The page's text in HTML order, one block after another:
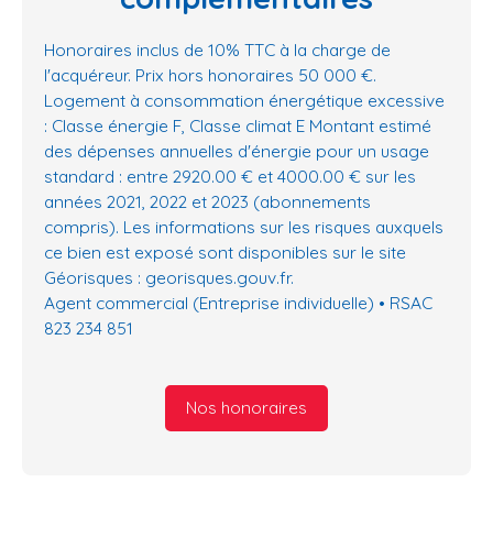
Honoraires inclus de 10% TTC à la charge de
l'acquéreur. Prix hors honoraires 50 000 €.
Logement à consommation énergétique excessive
: Classe énergie F, Classe climat E Montant estimé
des dépenses annuelles d'énergie pour un usage
standard : entre 2920.00 € et 4000.00 € sur les
années 2021, 2022 et 2023 (abonnements
compris). Les informations sur les risques auxquels
ce bien est exposé sont disponibles sur le site
Géorisques : georisques.gouv.fr.
Agent commercial (Entreprise individuelle) • RSAC
823 234 851
Nos honoraires